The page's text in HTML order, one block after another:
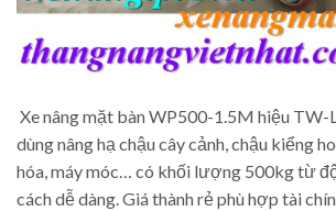
Xe nâng mặt bàn WP500-1.5M hiệu TW-
dùng nâng hạ chậu cây cảnh, chậu kiểng
hóa, máy móc… có khối lượng 500kg từ
cách dễ dàng. Giá thành rẻ phù hợp tài